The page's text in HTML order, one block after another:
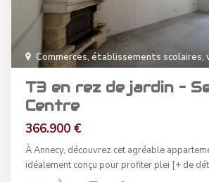
Commerces, établissements scolaires,
T3 en rez de jardin –
Centre
366.900 €
À Annecy, découvrez cet agréable
idéalement conçu pour profiter plei [+ de